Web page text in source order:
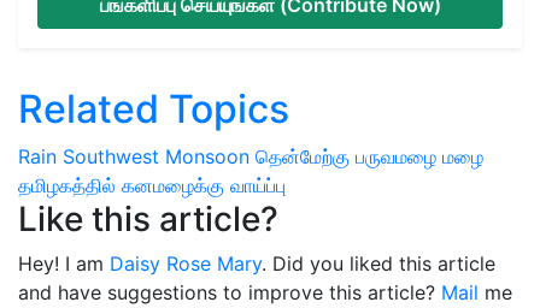
பங்களிப்பு செய்யுங்கள் (Contribute Now)
Related Topics
Rain Southwest Monsoon தென்மேற்கு பருவமழை மழை
தமிழகத்தில் கனமழைக்கு வாய்ப்பு
Like this article?
Hey! I am Daisy Rose Mary. Did you liked this article
and have suggestions to improve this article? Mail me